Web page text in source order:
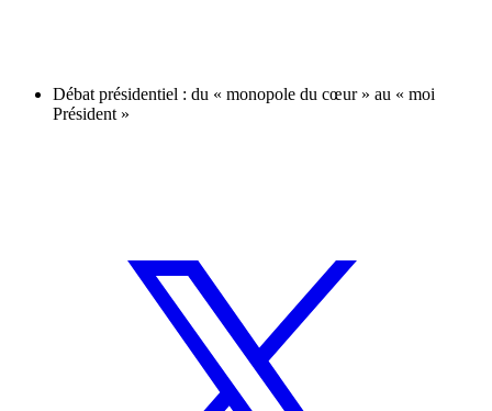
Débat présidentiel : du « monopole du cœur » au « moi
Président »